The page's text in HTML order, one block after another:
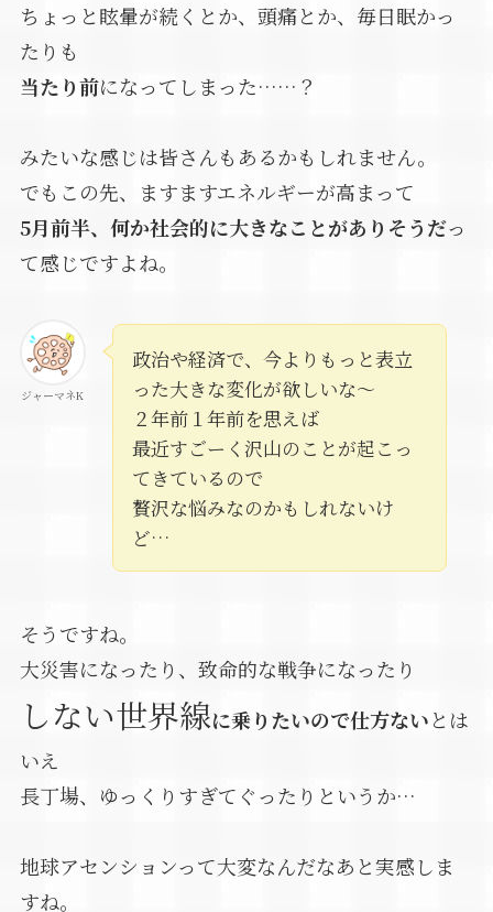
ちょっと眩暈が続くとか、頭痛とか、毎日眠かっ
たりも
当たり前になってしまった……？
みたいな感じは皆さんもあるかもしれません。
でもこの先、ますますエネルギーが高まって
5月前半、何か社会的に大きなことがありそうだっ
て感じですよね。
ジャーマネK
政治や経済で、今よりもっと表立
った大きな変化が欲しいな～
２年前１年前を思えば
最近すごーく沢山のことが起こっ
てきているので
贅沢な悩みなのかもしれないけ
ど…
そうですね。
大災害になったり、致命的な戦争になったり
しない世界線に乗りたいので仕方ないとは
いえ
長丁場、ゆっくりすぎてぐったりというか…
地球アセンションって大変なんだなあと実感しま
すね。